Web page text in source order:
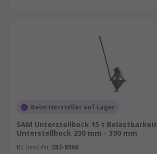
Beim Hersteller auf Lager
SAM Unterstellbock 15 t Belastbarkeit
Unterstellbock 230 mm - 390 mm
RS Best.-Nr. 282-8966